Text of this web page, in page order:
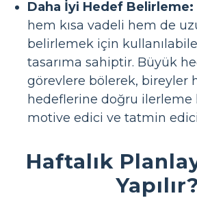
Daha İyi Hedef Belirleme:
hem kısa vadeli hem de
belirlemek için
tasarıma sahiptir. Büyük
görevlere bölerek, bireyler
hedeflerine doğru ilerleme
motive edici ve tatmin
Haftalık
Yapılır?